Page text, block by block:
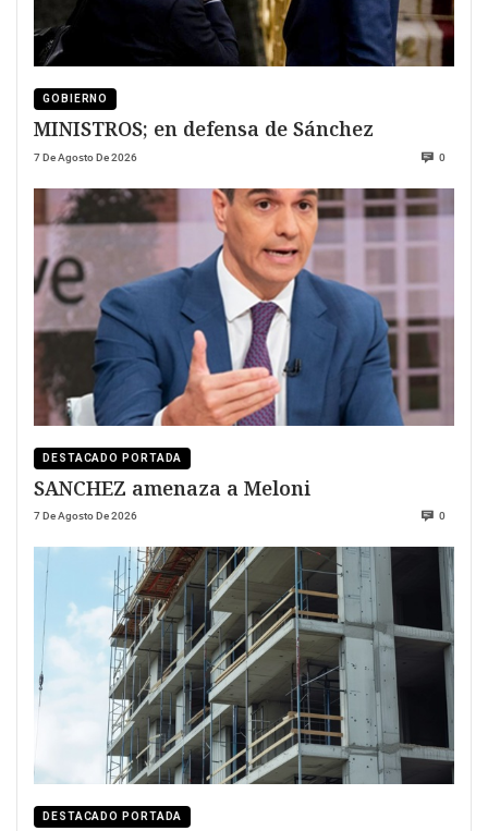
GOBIERNO
MINISTROS; en defensa de Sánchez
7 De Agosto De 2026 0
DESTACADO PORTADA
SANCHEZ amenaza a Meloni
7 De Agosto De 2026 0
DESTACADO PORTADA